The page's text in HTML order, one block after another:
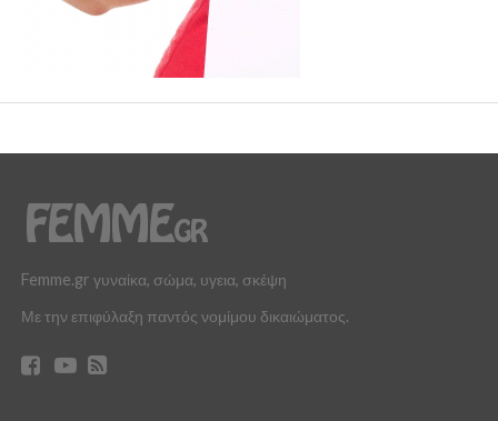
Femme.gr γυναίκα, σώμα, υγεια, σκέψη
Με την επιφύλαξη παντός νομίμου δικαιώματος.